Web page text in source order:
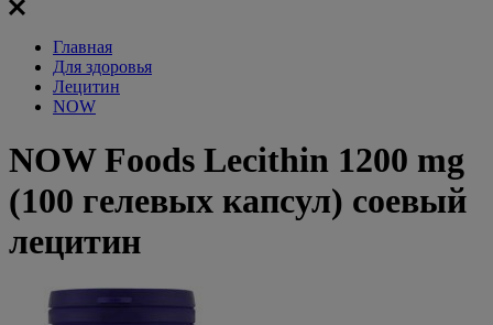
Главная
Для здоровья
Лецитин
NOW
NOW Foods Lecithin 1200 mg
(100 гелевых капсул) соевый
лецитин